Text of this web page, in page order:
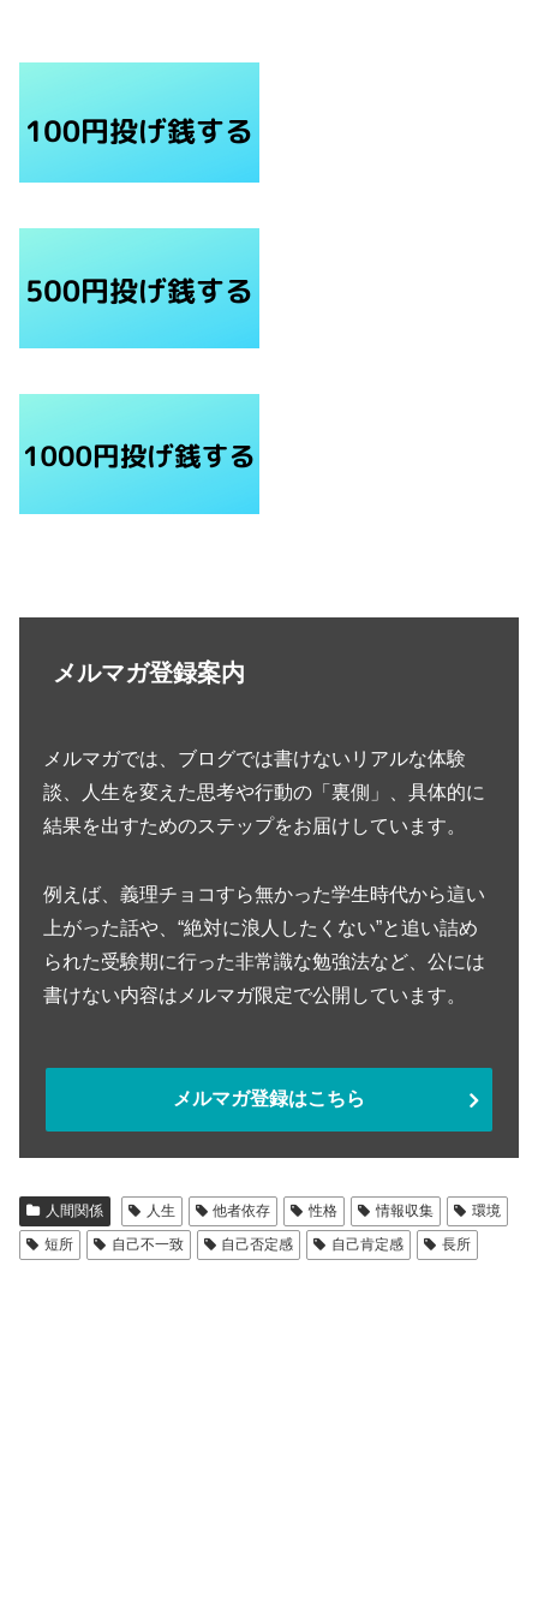
メルマガ登録案内
メルマガでは、ブログでは書けないリアルな体験
談、人生を変えた思考や行動の「裏側」、具体的に
結果を出すためのステップをお届けしています。
例えば、義理チョコすら無かった学生時代から這い
上がった話や、“絶対に浪人したくない”と追い詰め
られた受験期に行った非常識な勉強法など、公には
書けない内容はメルマガ限定で公開しています。
メルマガ登録はこちら
人間関係 人生 他者依存 性格 情報収集
環境
短所
自己不一致 自己否定感 自己肯定感 長所